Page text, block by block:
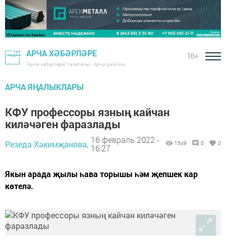
АРЧА ХӘБӘРЛӘРЕ
"Арча хәбәрләре" газетасы - Арча районы
16+
АРЧА ЯҢАЛЫКЛАРЫ
КФУ профессоры язның кайчан
киләчәген фаразлады
Резеда Хәкимҗанова, 16 февраль 2022 -
16:27
1549 0 0
Якын арада җылы һава торышы һәм җепшек кар
көтелә.